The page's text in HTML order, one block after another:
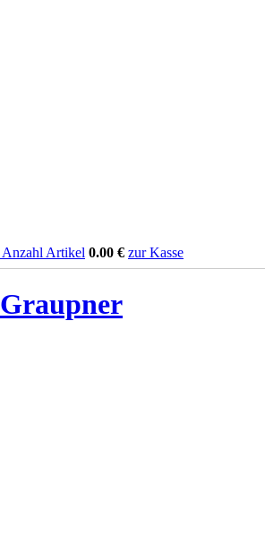
Anzahl Artikel 0.00 € zur Kasse
Graupner